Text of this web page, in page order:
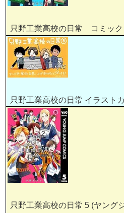
只野工業高校の日常 コミッ
只野工業高校の日常 イラスト
只野工業高校の日常 5 (ヤング